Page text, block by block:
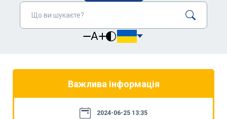
A
Важлива інформація
2024-06-25 13:35